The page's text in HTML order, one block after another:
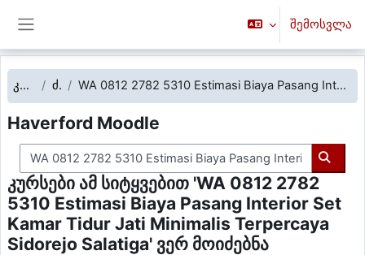
შემოსვლა
კურსები ძებნა WA 0812 2782 5310 Estimasi Biaya Pasang Interior Set Kamar Tidur Jati Minimalis Terpercaya Sidorejo Salatiga
Haverford Moodle
მოძებნე კურსები
კურსები ამ სიტყვებით 'WA 0812 2782
5310 Estimasi Biaya Pasang Interior Set
Kamar Tidur Jati Minimalis Terpercaya
Sidorejo Salatiga' ვერ მოიძებნა